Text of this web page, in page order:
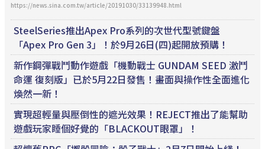
https://news.sina.com.tw/article/20191030/33139948.html
SteelSeries推出Apex Pro系列的次世代型號鍵盤
「Apex Pro Gen 3」！於9月26日(四)起開放預購！
新作鋼彈戰鬥動作遊戲「機動戰士 GUNDAM SEED 激鬥
命運 復刻版」已於5月22日發售！畫面與操作性全面進化
煥然一新！
實現超輕量與壓倒性的遮光效果！REJECT推出了能幫助
遊戲玩家睡個好覺的「BLACKOUT眼罩」！